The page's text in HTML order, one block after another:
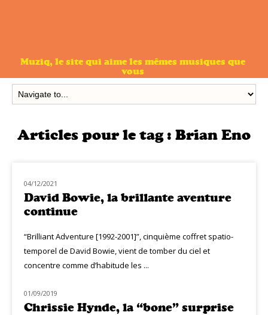
Muziq, le site qui aime les mêmes musiques que
vous
Articles pour le tag : Brian Eno
NOUVEAUTÉS
04/12/2021
David Bowie, la brillante aventure
continue
“Brilliant Adventure [1992-2001]”, cinquième coffret spatio-
temporel de David Bowie, vient de tomber du ciel et
concentre comme d’habitude les ...
NOUVEAUTÉS
01/09/2019
Chrissie Hynde, la “bone” surprise